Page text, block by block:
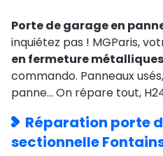
Porte de garage en
inquiétez pas ! MGParis,
en fermeture métalliques
commando. Panneaux
panne… On répare tout,
Réparation porte
sectionnelle